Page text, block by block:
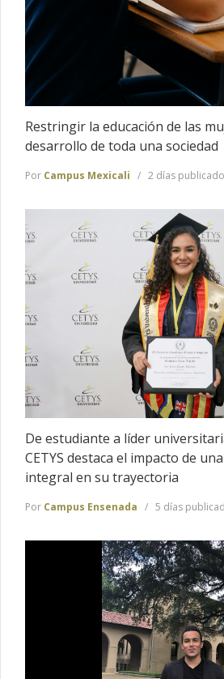
Restringir la educación de las
desarrollo de toda una sociedad
Por Campus Mexicali 2 días publicado
De estudiante a líder
CETYS destaca el impacto de
integral en su trayectoria
Por Campus Ensenada 5 días